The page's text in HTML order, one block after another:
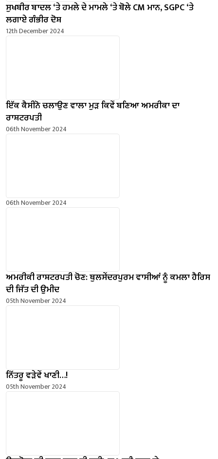
ਸੁਖਬੀਰ ਬਾਦਲ ‘ਤੇ ਹਮਲੇ ਦੇ ਮਾਮਲੇ ‘ਤੇ ਬੋਲੇ ​​CM ਮਾਨ, SGPC ‘ਤੇ
ਲਗਾਏ ਗੰਭੀਰ ਦੋਸ਼
12th December 2024
ਇੱਕ ਕੈਸੀਨੋ ਚਲਾਉਣ ਵਾਲਾ ਮੁੜ ਕਿਵੇਂ ਬਣਿਆ ਅਮਰੀਕਾ ਦਾ
ਰਾਸ਼ਟਰਪਤੀ
06th November 2024
06th November 2024
ਅਮਰੀਕੀ ਰਾਸ਼ਟਰਪਤੀ ਚੋਣ: ਥੁਲਸੇਂਦਰਪੁਰਮ ਵਾਸੀਆਂ ਨੂੰ ਕਮਲਾ ਹੈਰਿਸ
ਦੀ ਜਿੱਤ ਦੀ ਉਮੀਦ
05th November 2024
ਨਿੱਤਰੂ ਵੜੇਵੇਂ ਖਾਣੀ…!
05th November 2024